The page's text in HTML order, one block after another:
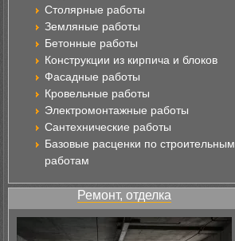
Столярные работы
Земляные работы
Бетонные работы
Конструкции из кирпича и блоков
Фасадные работы
Кровельные работы
Электромонтажные работы
Сантехнические работы
Базовые расценки по строительным
работам
Ремонт, отделка